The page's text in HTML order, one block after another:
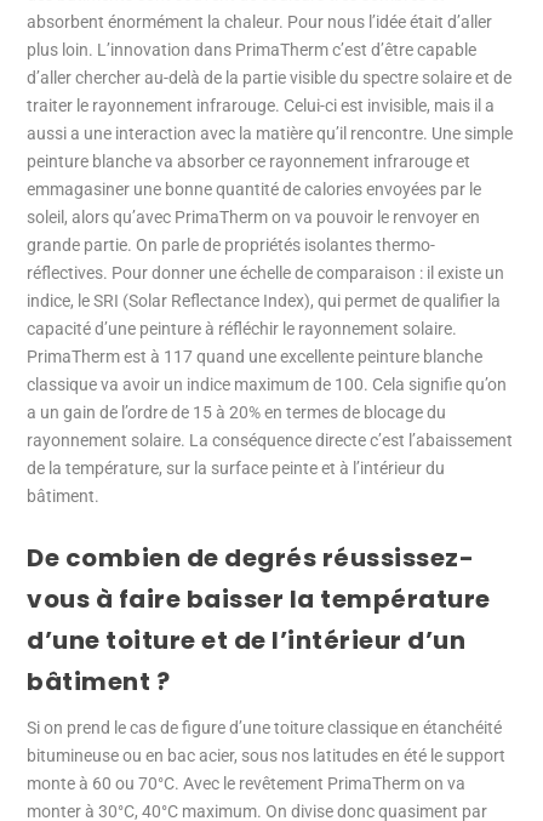
absorbent énormément la chaleur. Pour nous l’idée était d’aller
plus loin. L’innovation dans PrimaTherm c’est d’être capable
d’aller chercher au-delà de la partie visible du spectre solaire et de
traiter le rayonnement infrarouge. Celui-ci est invisible, mais il a
aussi a une interaction avec la matière qu’il rencontre. Une simple
peinture blanche va absorber ce rayonnement infrarouge et
emmagasiner une bonne quantité de calories envoyées par le
soleil, alors qu’avec PrimaTherm on va pouvoir le renvoyer en
grande partie. On parle de propriétés isolantes thermo-
réflectives. Pour donner une échelle de comparaison : il existe un
indice, le SRI (Solar Reflectance Index), qui permet de qualifier la
capacité d’une peinture à réfléchir le rayonnement solaire.
PrimaTherm est à 117 quand une excellente peinture blanche
classique va avoir un indice maximum de 100. Cela signifie qu’on
a un gain de l’ordre de 15 à 20% en termes de blocage du
rayonnement solaire. La conséquence directe c’est l’abaissement
de la température, sur la surface peinte et à l’intérieur du
bâtiment.
De combien de degrés réussissez-
vous à faire baisser la température
d’une toiture et de l’intérieur d’un
bâtiment ?
Si on prend le cas de figure d’une toiture classique en étanchéité
bitumineuse ou en bac acier, sous nos latitudes en été le support
monte à 60 ou 70°C. Avec le revêtement PrimaTherm on va
monter à 30°C, 40°C maximum. On divise donc quasiment par